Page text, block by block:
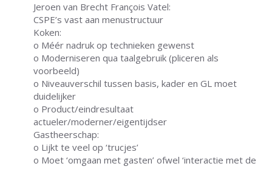
Jeroen van Brecht François Vatel:
CSPE’s vast aan menustructuur
Koken:
o Méér nadruk op technieken gewenst
o Moderniseren qua taalgebruik (pliceren als
voorbeeld)
o Niveauverschil tussen basis, kader en GL moet
duidelijker
o Product/eindresultaat
actueler/moderner/eigentijdser
Gastheerschap:
o Lijkt te veel op ‘trucjes’
o Moet ‘omgaan met gasten’ ofwel ‘interactie met de